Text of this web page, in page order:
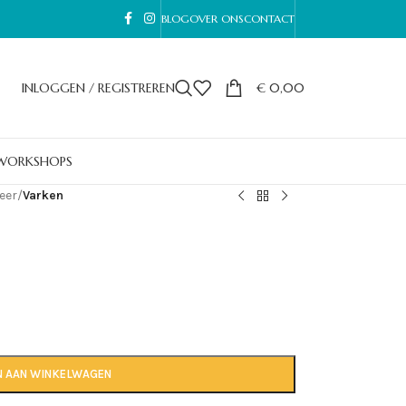
BLOGOVER ONSCONTACT
INLOGGEN / REGISTREREN € 0,00
/Varken
AAN WINKELWAGEN